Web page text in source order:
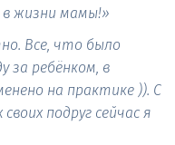
в жизни мамы!»
Все, что было
за ребёнком, в
на практике )). С
подруг сейчас я